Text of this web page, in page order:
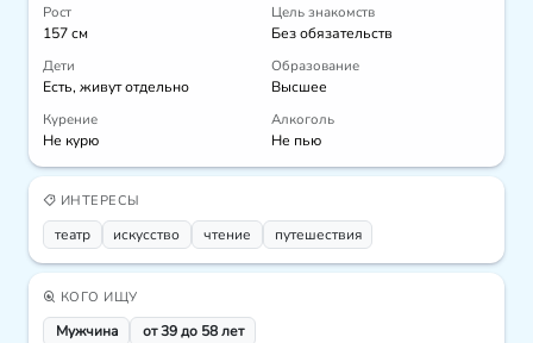
Рост
157 см
Цель знакомств
Без обязательств
Дети
Есть, живут отдельно
Образование
Высшее
Курение
Не курю
Алкоголь
Не пью
ИНТЕРЕСЫ
театр искусcтво чтение путешествия
КОГО ИЩУ
Мужчина
от 39 до 58 лет